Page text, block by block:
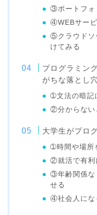
③ポートフォ
④WEBサー
⑤クラウドソ
けてみる
プログラミン
がちな落とし穴
➀文法の暗記
②分からない
大学生がプロ
➀時間や場所
②就活で有利
③年齢関係な
せる
④社会人にな